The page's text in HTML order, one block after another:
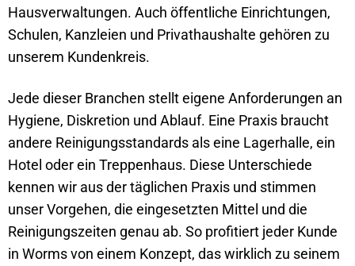
Hausverwaltungen. Auch öffentliche Einrichtungen,
Schulen, Kanzleien und Privathaushalte gehören zu
unserem Kundenkreis.
Jede dieser Branchen stellt eigene Anforderungen an
Hygiene, Diskretion und Ablauf. Eine Praxis braucht
andere Reinigungsstandards als eine Lagerhalle, ein
Hotel oder ein Treppenhaus. Diese Unterschiede
kennen wir aus der täglichen Praxis und stimmen
unser Vorgehen, die eingesetzten Mittel und die
Reinigungszeiten genau ab. So profitiert jeder Kunde
in Worms von einem Konzept, das wirklich zu seinem
Kundenbewertungen und Erfahrungen zu
Schwarz-Weiss-Gebäudereinigung
100
%
Empfehlungen auf
SEHR GUT
4,99
/
84
Bewertungen auf
ProvenExpert.com
62
Bewertungen von
1
anderen Quelle